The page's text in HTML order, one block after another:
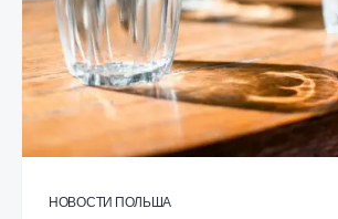
НОВОСТИ ПОЛЬША